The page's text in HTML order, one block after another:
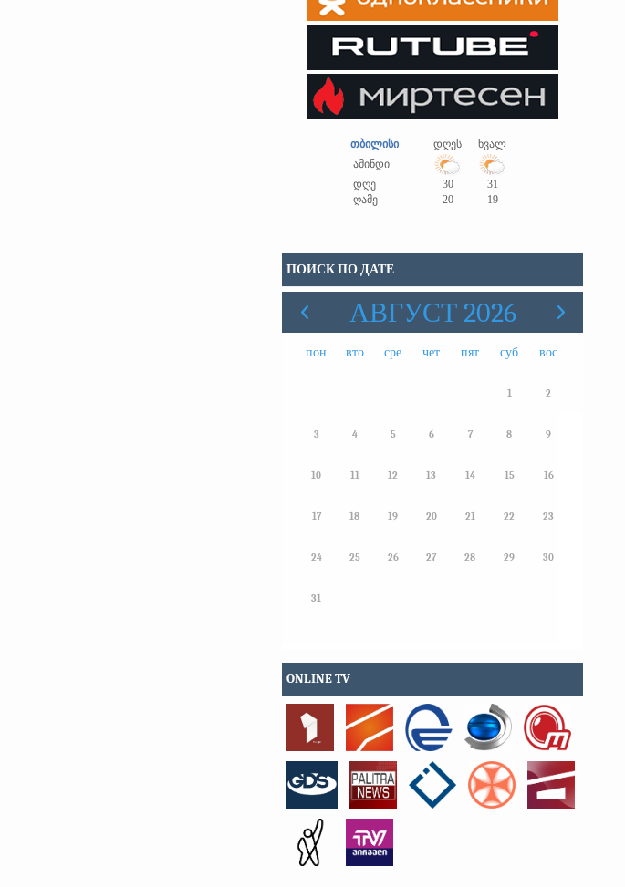
თბილისი დღეს
ხვალ
ამინდი
დღე
30
31
ღამე
20 19
ПОИСК ПО ДАТЕ
АВГУСТ 2026
пон вто сре чет пят суб вос
1 2
3 4 5 6 7 8 9
10 11 12 13 14 15 16
17 18 19 20 21 22 23
24 25 26 27 28 29 30
31
ONLINE TV